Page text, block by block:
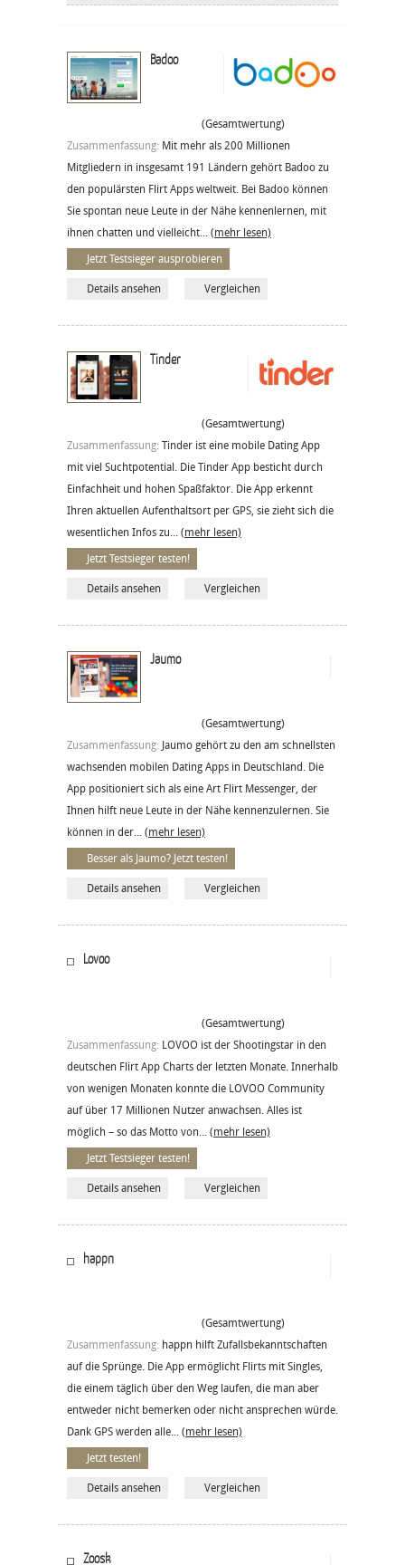
Badoo
(Gesamtwertung)
Zusammenfassung: Mit mehr als 200 Millionen
Mitgliedern in insgesamt 191 Ländern gehört Badoo zu
den populärsten Flirt Apps weltweit. Bei Badoo können
Sie spontan neue Leute in der Nähe kennenlernen, mit
ihnen chatten und vielleicht... (mehr lesen)
Jetzt Testsieger ausprobieren
Details ansehen Vergleichen
Tinder
(Gesamtwertung)
Zusammenfassung: Tinder ist eine mobile Dating App
mit viel Suchtpotential. Die Tinder App besticht durch
Einfachheit und hohen Spaßfaktor. Die App erkennt
Ihren aktuellen Aufenthaltsort per GPS, sie zieht sich die
wesentlichen Infos zu... (mehr lesen)
Jetzt Testsieger testen!
Details ansehen Vergleichen
Jaumo
(Gesamtwertung)
Zusammenfassung: Jaumo gehört zu den am schnellsten
wachsenden mobilen Dating Apps in Deutschland. Die
App positioniert sich als eine Art Flirt Messenger, der
Ihnen hilft neue Leute in der Nähe kennenzulernen. Sie
können in der... (mehr lesen)
Besser als Jaumo? Jetzt testen!
Details ansehen Vergleichen
Lovoo
(Gesamtwertung)
Zusammenfassung: LOVOO ist der Shootingstar in den
deutschen Flirt App Charts der letzten Monate. Innerhalb
von wenigen Monaten konnte die LOVOO Community
auf über 17 Millionen Nutzer anwachsen. Alles ist
möglich – so das Motto von... (mehr lesen)
Jetzt Testsieger testen!
Details ansehen Vergleichen
happn
(Gesamtwertung)
Zusammenfassung: happn hilft Zufallsbekanntschaften
auf die Sprünge. Die App ermöglicht Flirts mit Singles,
die einem täglich über den Weg laufen, die man aber
entweder nicht bemerken oder nicht ansprechen würde.
Dank GPS werden alle... (mehr lesen)
Jetzt testen!
Details ansehen Vergleichen
Zoosk